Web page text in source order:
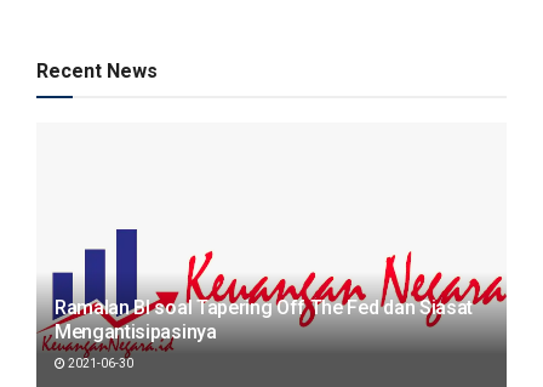
Recent News
Ramalan BI soal Tapering Off The Fed dan Siasat
Mengantisipasinya
2021-06-30